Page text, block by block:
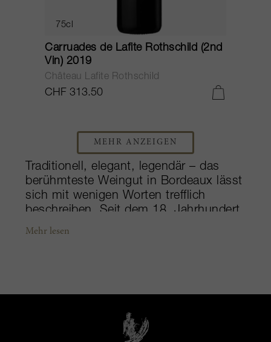
75cl
Carruades de Lafite Rothschild (2nd
Vin) 2019
Château Lafite Rothschild
CHF 313.50
MEHR ANZEIGEN
Traditionell, elegant, legendär – das
berühmteste Weingut in Bordeaux lässt
sich mit wenigen Worten trefflich
beschreiben. Seit dem 18. Jahrhundert
im Besitz der Domaines Barons de
Jahrzehnten Spitzenweine. Als einer
der größten Produzenten in Pauillac
erstreckt sich das Anwesen über mehr
Mehr lesen